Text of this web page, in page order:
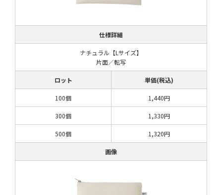
仕様詳細
ナチュラル【Lサイズ】
片面／転写
ロット 単価(税込)
100個 1,440円
300個 1,330円
500個 1,320円
画像